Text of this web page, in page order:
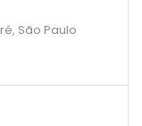
São Paulo